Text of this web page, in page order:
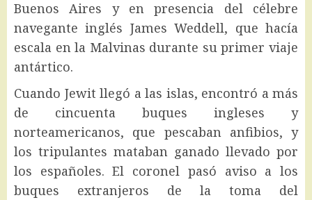
Buenos Aires y en presencia del célebre
navegante inglés James Weddell, que hacía
escala en la Malvinas durante su primer viaje
antártico.
Cuando Jewit llegó a las islas, encontró a más
de cincuenta buques ingleses y
norteamericanos, que pescaban anfibios, y
los tripulantes mataban ganado llevado por
los españoles. El coronel pasó aviso a los
buques extranjeros de la toma del